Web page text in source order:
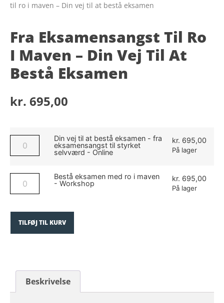
til ro i maven – Din vej til at bestå eksamen
Fra Eksamensangst Til Ro
I Maven – Din Vej Til At
Bestå Eksamen
kr. 695,00
Din vej til at bestå eksamen - fra
eksamensangst til styrket
selvværd - Online
kr. 695,00
På lager
Bestå eksamen med ro i maven
- Workshop
kr. 695,00
På lager
TILFØJ TIL KURV
Beskrivelse